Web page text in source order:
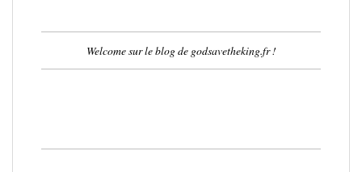
Welcome sur le blog de godsavetheking.fr !